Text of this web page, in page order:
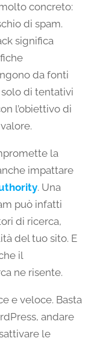
concreto:
di spam.
significa
da fonti
di tentativi
l’obiettivo di
la
impattare
. Una
può infatti
di ricerca,
del tuo sito. E
il
ne risente.
e veloce. Basta
andare
le